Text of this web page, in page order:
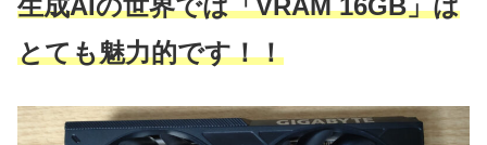
とても魅力的です！！